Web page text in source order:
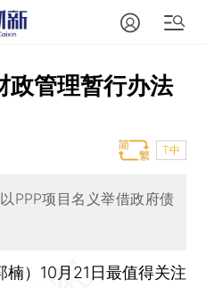
政管理暂行办法
T中
PPP项目名义举借政府债
） 10月21日最值得关注